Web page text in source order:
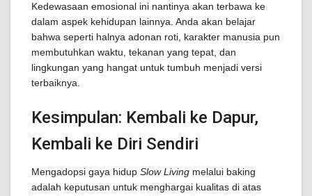
Kedewasaan emosional ini nantinya akan terbawa ke
dalam aspek kehidupan lainnya. Anda akan belajar
bahwa seperti halnya adonan roti, karakter manusia pun
membutuhkan waktu, tekanan yang tepat, dan
lingkungan yang hangat untuk tumbuh menjadi versi
terbaiknya.
Kesimpulan: Kembali ke Dapur,
Kembali ke Diri Sendiri
Mengadopsi gaya hidup Slow Living melalui baking
adalah keputusan untuk menghargai kualitas di atas